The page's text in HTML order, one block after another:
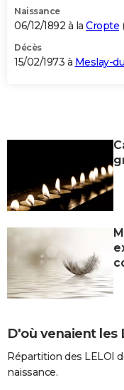
Naissance
06/12/1892 à la Cropte (
Décès
15/02/1973 à Meslay-
D'où venaient les
Répartition des LELOI
naissance.